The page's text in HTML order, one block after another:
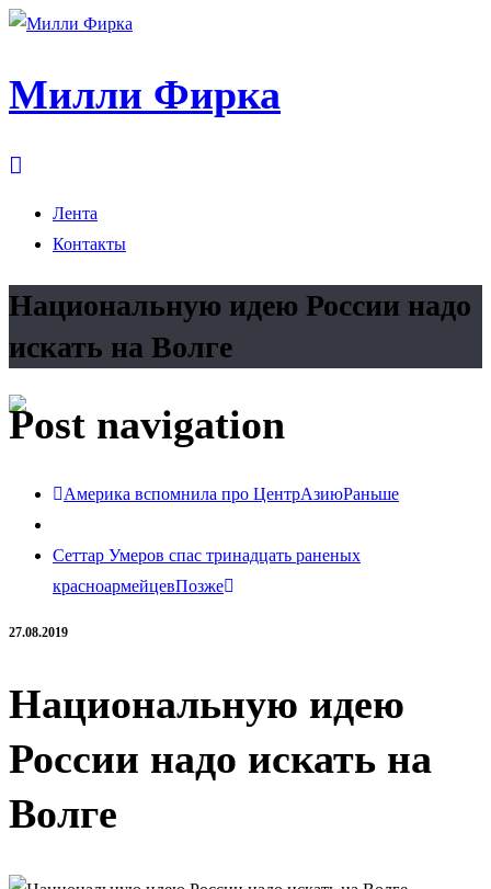
Милли Фирка
Лента
Контакты
Национальную идею России надо
искать на Волге
Post navigation
Америка вспомнила про ЦентрАзиюРаньше
Сеттар Умеров спас тринадцать раненых
красноармейцевПозже
27.08.2019
Национальную идею
России надо искать на
Волге